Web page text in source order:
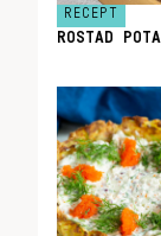
RECEPT
ROSTAD